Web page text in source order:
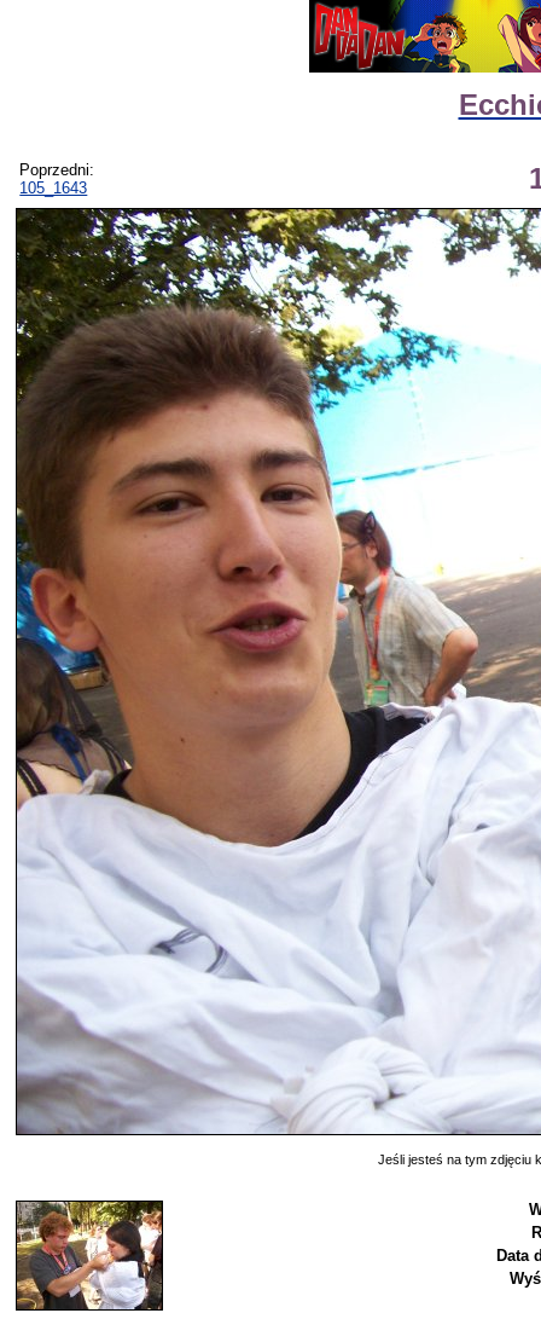
Poprzedni:
105_1643
Jeśli jesteś na tym zdjęciu
Data